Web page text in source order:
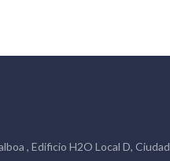
, Edificio H2O Local D, Ciudad